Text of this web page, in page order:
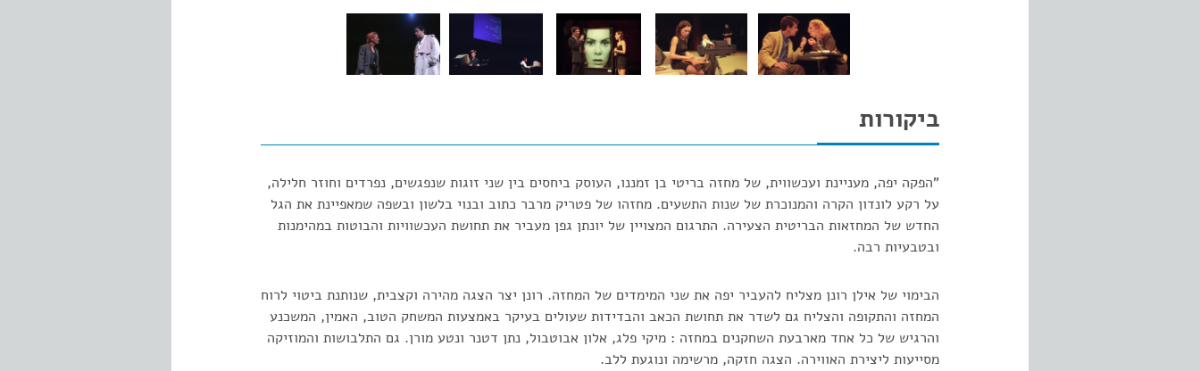
ביקורות
"הפקה יפה, מעניינת ועכשווית, של מחזה בריטי בן זמננו, העוסק ביחסים בין שני זוגות שנפגשים, נפרדים וחוזר חלילה,
על רקע לונדון הקרה והמנוכרת של שנות התשעים. מחזהו של פטריק מרבר כתוב ובנוי בלשון ובשפה שמאפיינת את הגל
החדש של המחזאות הבריטית הצעירה. התרגום המצויין של יונתן גפן מעביר את תחושת העכשוויות והבוטות במהימנות
ובטבעיות רבה.
הבימוי של אילן רונן מצליח להעביר יפה את שני המימדים של המחזה. רונן יצר הצגה מהירה וקצבית, שנותנת ביטוי לרוח
המחזה והתקופה והצליח גם לשדר את תחושת הכאב והבדידות שעולים בעיקר באמצעות המשחק הטוב, האמין, המשכנע
והרגיש של כל אחד מארבעת השחקנים במחזה : מיקי פלג, אלון אבוטבול, נתן דטנר ונטע מורן. גם התלבושות והמוזיקה
מסייעות ליצירת האווירה. הצגה חזקה, מרשימה ונוגעת ללב.